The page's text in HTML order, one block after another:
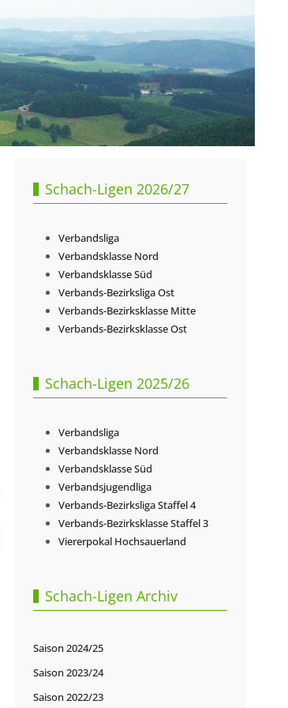
Schach-Ligen 2026/27
Verbandsliga
Verbandsklasse Nord
Verbandsklasse Süd
Verbands-Bezirksliga Ost
Verbands-Bezirksklasse Mitte
Verbands-Bezirksklasse Ost
Schach-Ligen 2025/26
Verbandsliga
Verbandsklasse Nord
Verbandsklasse Süd
Verbandsjugendliga
Verbands-Bezirksliga Staffel 4
Verbands-Bezirksklasse Staffel 3
Viererpokal Hochsauerland
Schach-Ligen Archiv
Saison 2024/25
Saison 2023/24
Saison 2022/23